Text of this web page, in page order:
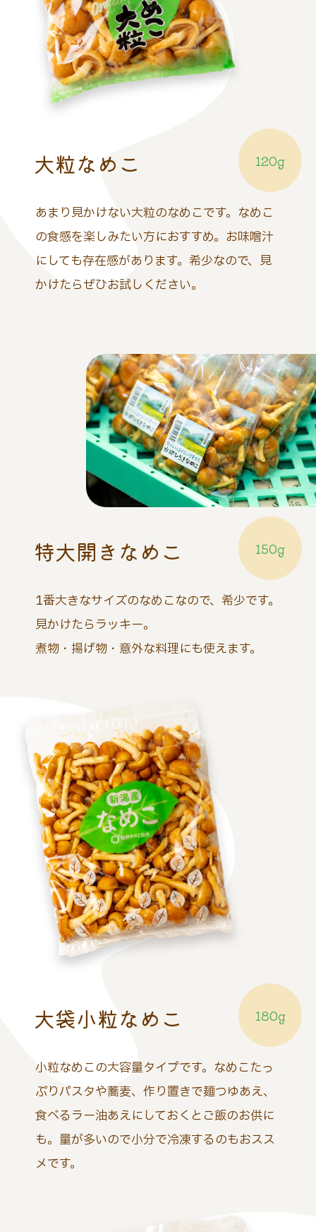
120g
大粒なめこ
あまり見かけない大粒のなめこです。なめこ
の食感を楽しみたい方におすすめ。お味噌汁
にしても存在感があります。希少なので、見
かけたらぜひお試しください。
150g
特大開きなめこ
1番大きなサイズのなめこなので、希少です。
見かけたらラッキー。
煮物・揚げ物・意外な料理にも使えます。
180g
大袋小粒なめこ
小粒なめこの大容量タイプです。なめこたっ
ぷりパスタや蕎麦、作り置きで麺つゆあえ、
食べるラー油あえにしておくとご飯のお供に
も。量が多いので小分で冷凍するのもおスス
メです。